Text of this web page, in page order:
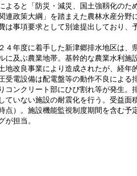
よると「防災・減災、国土強靱化のた
連政策大綱」を踏まえた農林水産分
は事項要求として別途提出しており、
４年度に着手した新津郷排水地区は、
に及ぶ農業地帯。基幹的な農業水利
地改良事業により造成されたが、経
受電設備は配電盤等の動作不良によ
コンクリート部にひび割れ等が発生
ていない施設の耐震化を行う。受益面
点）。施設機能監視制度期間を含む
が担当。